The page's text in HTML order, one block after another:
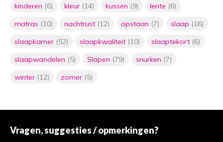
kinderen (6) kleur (14) kussen (9) lente (6)
matras (10) nachtrust (12) opstaan (7) slaap (16)
slaapkamer (52) slaapkwaliteit (10) slaaptekort (6)
slaapwandelen (5) Slapen (79) snurken (7)
winter (12) zomer (5)
Vragen, suggesties / opmerkingen?